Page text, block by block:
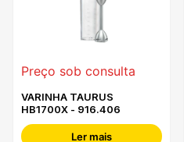
Preço sob consulta
VARINHA TAURUS
HB1700X - 916.406
Ler mais